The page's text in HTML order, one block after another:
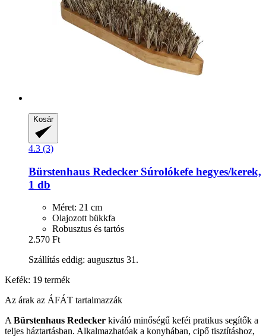
Kosár
4.3 (3)
Bürstenhaus Redecker Súrolókefe hegyes/kerek,
1 db
Méret: 21 cm
Olajozott bükkfa
Robusztus és tartós
2.570 Ft
Szállítás eddig: augusztus 31.
Kefék: 19 termék
Az árak az ÁFÁT tartalmazzák
A Bürstenhaus Redecker kiváló minőségű keféi pratikus segítők a
teljes háztartásban. Alkalmazhatóak a konyhában, cipő tisztításhoz,